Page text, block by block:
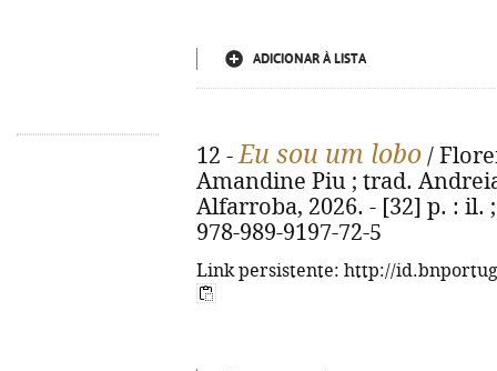
ADICIONAR À LISTA
12 -Eu sou um lobo /
Amandine Piu ; trad.
Alfarroba, 2026. - [32] p. : il.
978-989-9197-72-5
Link persistente: http://